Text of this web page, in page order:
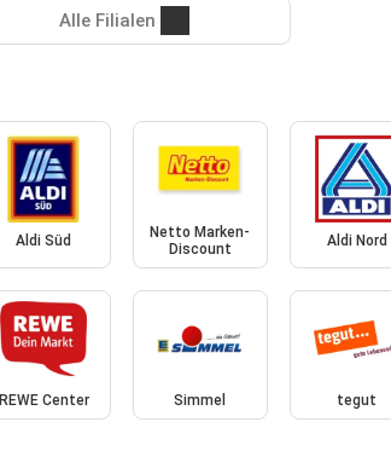
Alle Filialen
Aldi Süd
Netto Marken-
Discount
Aldi Nord
REWE Center Simmel tegut